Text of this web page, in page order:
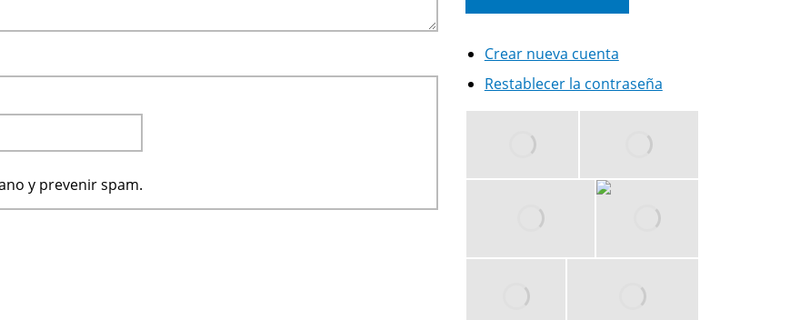
y prevenir spam.
Crear nueva cuenta
Restablecer la contraseña